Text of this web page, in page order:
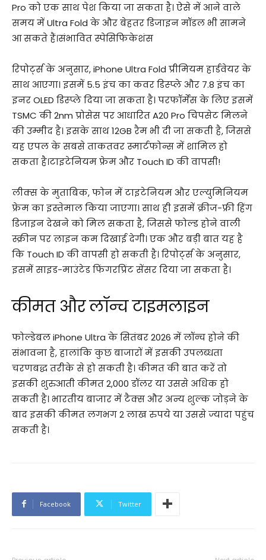
Pro को एक साथ पेश किया जा सकता है। ऐसे में आने वाले
समय में Ultra Fold के और बेहतर डिजाइन मॉडल भी सामने
आ सकते हैं।संभावित स्पेसिफिकेशंस
रिपोर्ट्स के अनुसार, iPhone Ultra Fold प्रीमियम हार्डवेयर के
साथ आएगा। इसमें 5.5 इंच का कवर डिस्प्ले और 7.8 इंच का
इनर OLED डिस्प्ले दिया जा सकता है। परफॉर्मेंस के लिए इसमें
TSMC की 2nm प्रोसेस पर आधारित A20 Pro चिपसेट मिलने
की उम्मीद है। इसके साथ 12GB रैम भी दी जा सकती है, जिससे
यह एपल के सबसे ताकतवर स्मार्टफोन्स में शामिल हो
सकता है।टाइटेनियम फ्रेम और Touch ID की वापसी!
लीक्स के मुताबिक, फोन में टाइटेनियम और एल्युमिनियम
फ्रेम का इस्तेमाल किया जाएगा। साथ ही इसमें क्रीज-फ्री हिंग
डिजाइन देखने को मिल सकता है, जिससे फोल्ड होने वाली
स्क्रीन पर लाइन कम दिखाई देगी। एक और बड़ी बात यह है
कि Touch ID की वापसी हो सकती है। रिपोर्ट्स के अनुसार,
इसमें साइड-माउंटेड फिंगरप्रिंट सेंसर दिया जा सकता है।
कीमत और लॉन्च टाइमलाइन
फोल्डेबल iPhone Ultra के सितंबर 2026 में लॉन्च होने की
संभावना है, हालांकि कुछ बाजारों में इसकी उपलब्धता
चरणबद्ध तरीके से हो सकती है। कीमत की बात करें तो
इसकी शुरुआती कीमत 2,000 डॉलर या उससे अधिक हो
सकती है। भारतीय बाजार में टैक्स और अन्य शुल्क जोड़ने के
बाद इसकी कीमत लगभग 2 लाख रुपये या उससे ज्यादा पहुंच
सकती है।
Facebook Twitter